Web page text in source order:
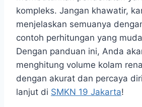
kompleks. Jangan khawatir,
menjelaskan semuanya
contoh perhitungan yang
Dengan panduan ini, Anda
menghitung volume kolam
dengan akurat dan percaya
lanjut di SMKN 19 Jakarta!